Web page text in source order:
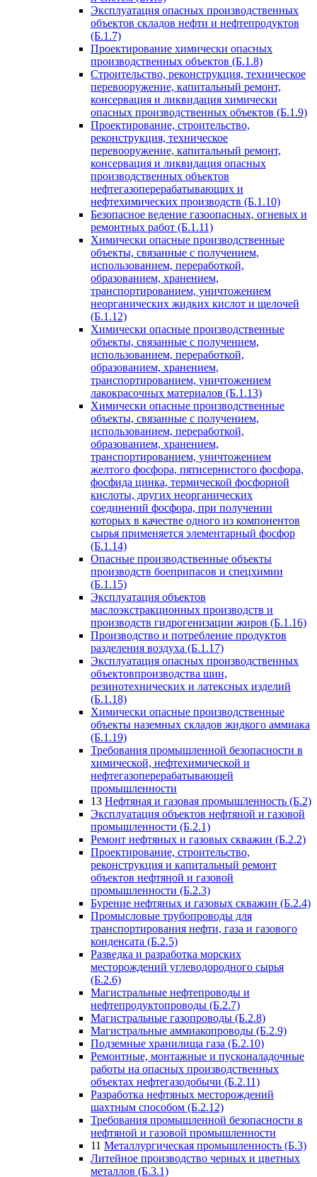
Эксплуатация опасных производственных
объектов складов нефти и нефтепродуктов
(Б.1.7)
Проектирование химически опасных
производственных объектов (Б.1.8)
Строительство, реконструкция, техническое
перевооружение, капитальный ремонт,
консервация и ликвидация химически
опасных производственных объектов (Б.1.9)
Проектирование, строительство,
реконструкция, техническое
перевооружение, капитальный ремонт,
консервация и ликвидация опасных
производственных объектов
нефтегазоперерабатывающих и
нефтехимических производств (Б.1.10)
Безопасное ведение газоопасных, огневых и
ремонтных работ (Б.1.11)
Химически опасные производственные
объекты, связанные с получением,
использованием, переработкой,
образованием, хранением,
транспортированием, уничтожением
неорганических жидких кислот и щелочей
(Б.1.12)
Химически опасные производственные
объекты, связанные с получением,
использованием, переработкой,
образованием, хранением,
транспортированием, уничтожением
лакокрасочных материалов (Б.1.13)
Химически опасные производственные
объекты, связанные с получением,
использованием, переработкой,
образованием, хранением,
транспортированием, уничтожением
желтого фосфора, пятисернистого фосфора,
фосфида цинка, термической фосфорной
кислоты, других неорганических
соединений фосфора, при получении
которых в качестве одного из компонентов
сырья применяется элементарный фосфор
(Б.1.14)
Опасные производственные объекты
производств боеприпасов и спецхимии
(Б.1.15)
Эксплуатация объектов
маслоэкстракционных производств и
производств гидрогенизации жиров (Б.1.16)
Производство и потребление продуктов
разделения воздуха (Б.1.17)
Эксплуатация опасных производственных
объектовпроизводства шин,
резинотехнических и латексных изделий
(Б.1.18)
Химически опасные производственные
объекты наземных складов жидкого аммиака
(Б.1.19)
Требования промышленной безопасности в
химической, нефтехимической и
нефтегазоперерабатывающей
промышленности
13 Нефтяная и газовая промышленность (Б.2)
Эксплуатация объектов нефтяной и газовой
промышленности (Б.2.1)
Ремонт нефтяных и газовых скважин (Б.2.2)
Проектирование, строительство,
реконструкция и капитальный ремонт
объектов нефтяной и газовой
промышленности (Б.2.3)
Бурение нефтяных и газовых скважин (Б.2.4)
Промысловые трубопроводы для
транспортирования нефти, газа и газового
конденсата (Б.2.5)
Разведка и разработка морских
месторождений углеводородного сырья
(Б.2.6)
Магистральные нефтепроводы и
нефтепродуктопроводы (Б.2.7)
Магистральные газопроводы (Б.2.8)
Магистральные аммиакопроводы (Б.2.9)
Подземные хранилища газа (Б.2.10)
Ремонтные, монтажные и пусконаладочные
работы на опасных производственных
объектах нефтегазодобычи (Б.2.11)
Разработка нефтяных месторождений
шахтным способом (Б.2.12)
Требования промышленной безопасности в
нефтяной и газовой промышленности
11 Металлургическая промышленность (Б.3)
Литейное производство черных и цветных
металлов (Б.3.1)